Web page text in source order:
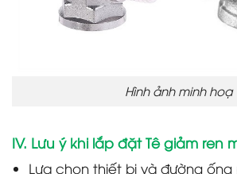
Hình ảnh minh hoạ
IV. Lưu ý khi lắp đặt Tê giảm ren
Lựa chọn thiết bị và đường